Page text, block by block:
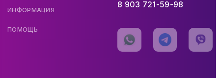
ИНФОРМАЦИЯ
ПОМОЩЬ
8 903 721-59-98